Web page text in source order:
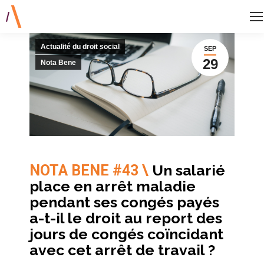
SEP
29
Actualité du droit social
Nota Bene
NOTA BENE #43 \ Un salarié
place en arrêt maladie
pendant ses congés payés
a-t-il le droit au report des
jours de congés coïncidant
avec cet arrêt de travail ?